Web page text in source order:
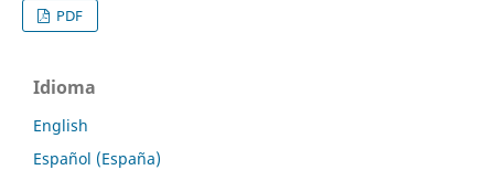
PDF
Idioma
English
Español (España)